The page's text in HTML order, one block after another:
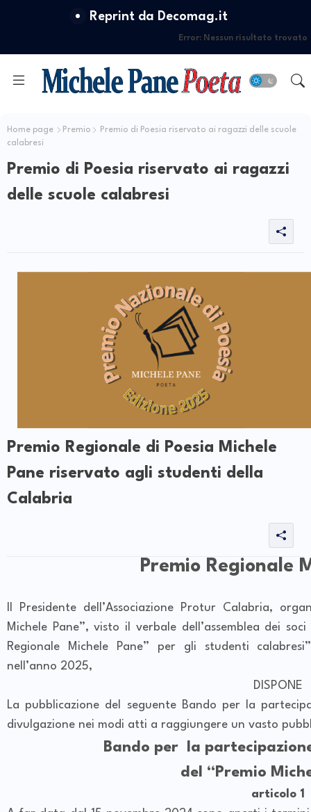
Reprint da Decomag.it
Error: Nessun risultato trovato
Home page Premio
Premio di Poesia riservato ai ragazzi delle scuole
calabresi
Premio di Poesia riservato ai ragazzi
delle scuole calabresi
Premio Regionale di Poesia Michele
Pane riservato agli studenti della
Calabria
Premio Regionale
Il Presidente dell’Associazione Protur Calabria,
Michele Pane”, visto il verbale dell’assemblea dei
Regionale Michele Pane” per gli studenti
nell’anno 2025,
DISPONE
La pubblicazione del seguente Bando per la
divulgazione nei modi atti a raggiungere un vasto
Bando per la
del “Premio
articolo 1